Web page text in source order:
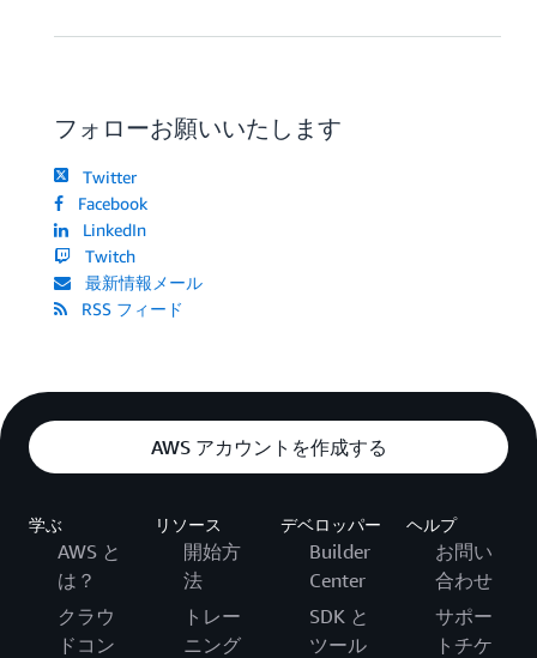
フォローお願いいたします
Twitter
Facebook
LinkedIn
Twitch
最新情報メール
RSS フィード
AWS アカウントを作成する
学ぶ
AWS と
は？
クラウ
ドコン
リソース
開始方
法
トレー
ニング
デベロッパー
Builder
Center
SDK と
ツール
ヘルプ
お問い
合わせ
サポー
トチケ